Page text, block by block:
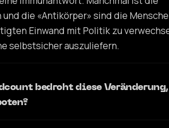
die «Antikörper» sind die
Einwand mit Politik zu
selbstsicher auszuliefern.
bedroht diese